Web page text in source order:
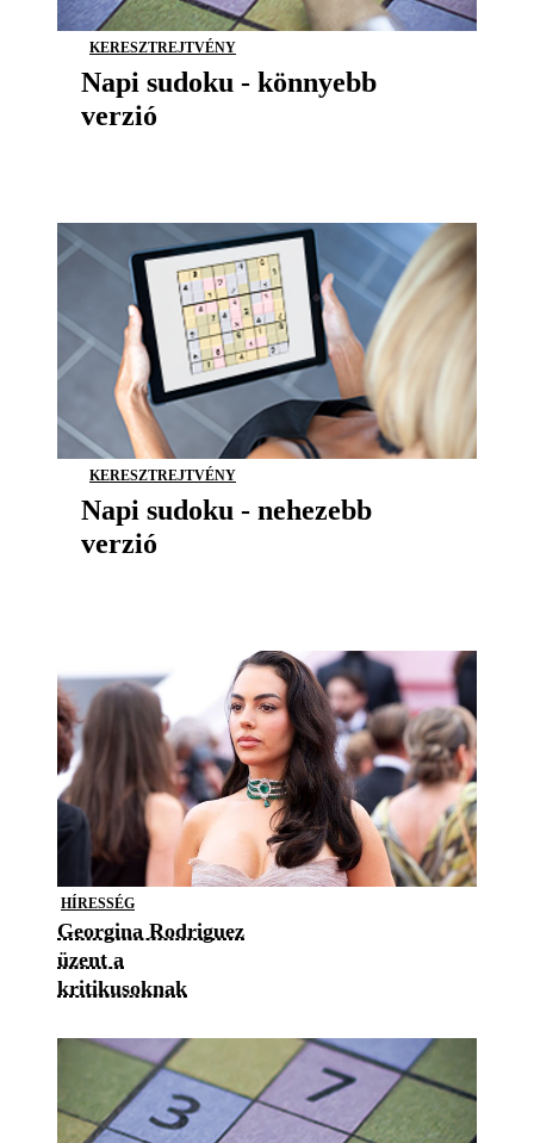
KERESZTREJTVÉNY
Napi sudoku - könnyebb
verzió
KERESZTREJTVÉNY
Napi sudoku - nehezebb
verzió
HÍRESSÉG
Georgina Rodriguez
üzent a
kritikusoknak